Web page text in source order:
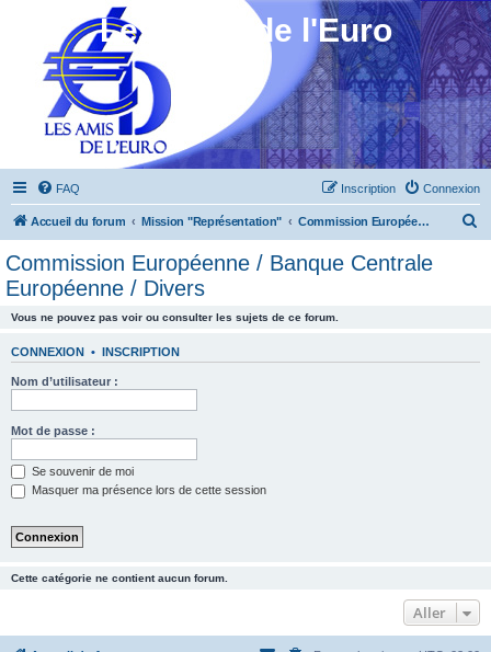
Les Amis de l'Euro
FAQ Connexion
Inscription
Accueil du forum Mission "Représentation" Commission Européenne / Banque Centrale Européenne / Divers
Commission Européenne / Banque Centrale
Européenne / Divers
Vous ne pouvez pas voir ou consulter les sujets de ce forum.
CONNEXION • INSCRIPTION
Nom d’utilisateur :
Mot de passe :
Se souvenir de moi
Masquer ma présence lors de cette session
Cette catégorie ne contient aucun forum.
Aller